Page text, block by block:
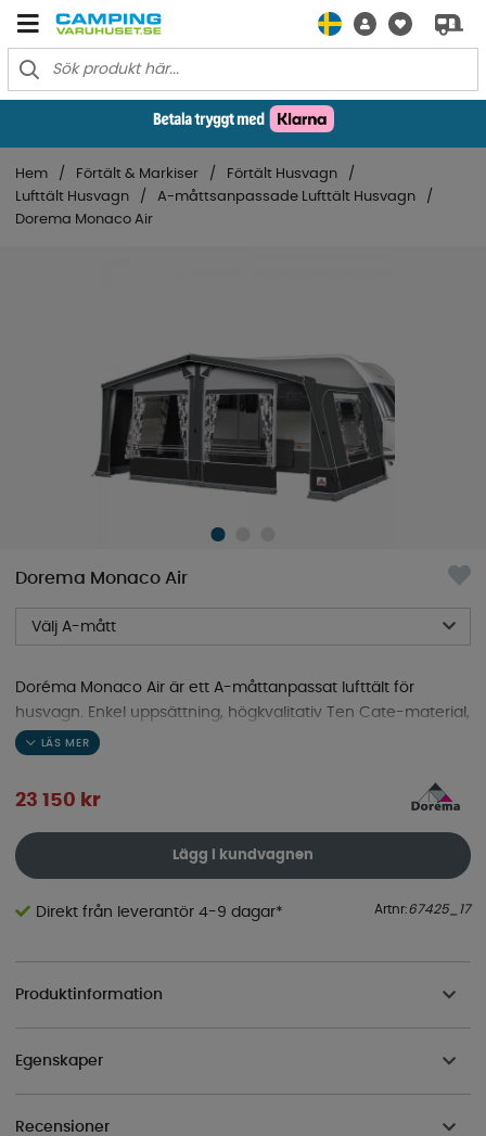
Hem Förtält & Markiser
Förtält Husvagn
Lufttält Husvagn
A-måttsanpassade Lufttält Husvagn
Dorema Monaco Air
Dorema Monaco Air
Välj A-mått
Doréma Monaco Air är ett A-måttanpassat lufttält för
husvagn. Enkel uppsättning, högkvalitativ Ten Cate-material,
perfekt för resande och hela säsongen.
23 150 kr
Lägg i kundvagnen
Direkt från leverantör 4-9 dagar* Artnr:67425_17
Produktinformation
Egenskaper
Recensioner